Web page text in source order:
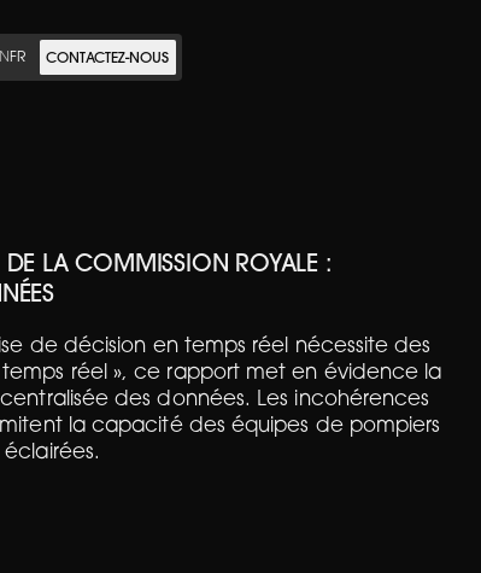
FR CONTACTEZ-NOUS
DE LA COMMISSION ROYALE :
de décision en temps réel nécessite des
réel », ce rapport met en évidence la
des données. Les incohérences
la capacité des équipes de pompiers